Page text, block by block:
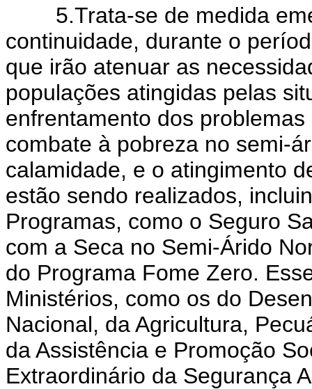
5.Trata-se de medida
continuidade, durante o
que irão atenuar as
populações atingidas pelas
enfrentamento dos
combate à pobreza no semi-
calamidade, e o atingimento
estão sendo realizados,
Programas, como o Seguro
com a Seca no Semi-Árido
do Programa Fome Zero.
Ministérios, como os do
Nacional, da Agricultura,
da Assistência e Promoção
Extraordinário da Segurança